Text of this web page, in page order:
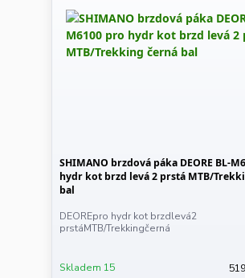
SHIMANO brzdová páka DEORE BL-
hydr kot brzd levá 2 prstá MTB/
bal
DEOREpro hydr kot brzdlevá2
prstáMTB/Trekkingčerná
Skladem 15